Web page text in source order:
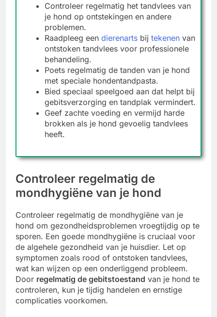
Controleer regelmatig het tandvlees van
je hond op ontstekingen en andere
problemen.
Raadpleeg een dierenarts bij tekenen van
ontstoken tandvlees voor professionele
behandeling.
Poets regelmatig de tanden van je hond
met speciale hondentandpasta.
Bied speciaal speelgoed aan dat helpt bij
gebitsverzorging en tandplak vermindert.
Geef zachte voeding en vermijd harde
brokken als je hond gevoelig tandvlees
heeft.
Controleer regelmatig de
mondhygiëne van je hond
Controleer regelmatig de mondhygiëne van je
hond om gezondheidsproblemen vroegtijdig op te
sporen. Een goede mondhygiëne is cruciaal voor
de algehele gezondheid van je huisdier. Let op
symptomen zoals rood of ontstoken tandvlees,
wat kan wijzen op een onderliggend probleem.
Door regelmatig de gebitstoestand van je hond te
controleren, kun je tijdig handelen en ernstige
complicaties voorkomen.